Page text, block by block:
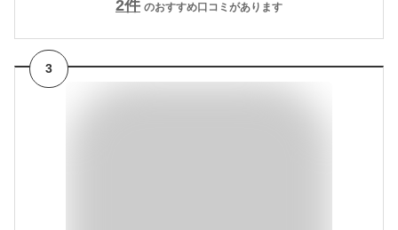
2件 のおすすめ口コミがあります
3